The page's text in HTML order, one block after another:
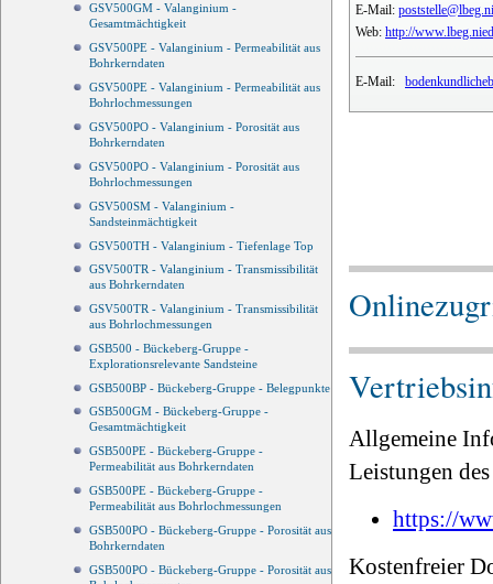
GSV500GM - Valanginium -
Gesamtmächtigkeit
GSV500PE - Valanginium - Permeabilität aus
Bohrkerndaten
GSV500PE - Valanginium - Permeabilität aus
Bohrlochmessungen
GSV500PO - Valanginium - Porosität aus
Bohrkerndaten
GSV500PO - Valanginium - Porosität aus
Bohrlochmessungen
GSV500SM - Valanginium -
Sandsteinmächtigkeit
GSV500TH - Valanginium - Tiefenlage Top
GSV500TR - Valanginium - Transmissibilität
aus Bohrkerndaten
GSV500TR - Valanginium - Transmissibilität
aus Bohrlochmessungen
GSB500 - Bückeberg-Gruppe -
Explorationsrelevante Sandsteine
GSB500BP - Bückeberg-Gruppe - Belegpunkte
GSB500GM - Bückeberg-Gruppe -
Gesamtmächtigkeit
GSB500PE - Bückeberg-Gruppe -
Permeabilität aus Bohrkerndaten
GSB500PE - Bückeberg-Gruppe -
Permeabilität aus Bohrlochmessungen
GSB500PO - Bückeberg-Gruppe - Porosität aus
Bohrkerndaten
GSB500PO - Bückeberg-Gruppe - Porosität aus
E-Mail:
Web: http://
E-Mail:
Allgemeine
Leistungen
https://
Kostenfreier